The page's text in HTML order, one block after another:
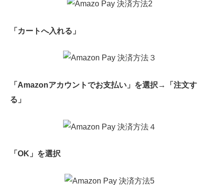
「カートへ入れる」
「Amazonアカウントでお支払い」を選択→「注文す
る」
「OK」を選択